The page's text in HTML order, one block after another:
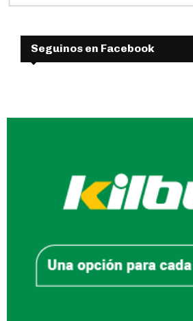
Seguinos en Facebook